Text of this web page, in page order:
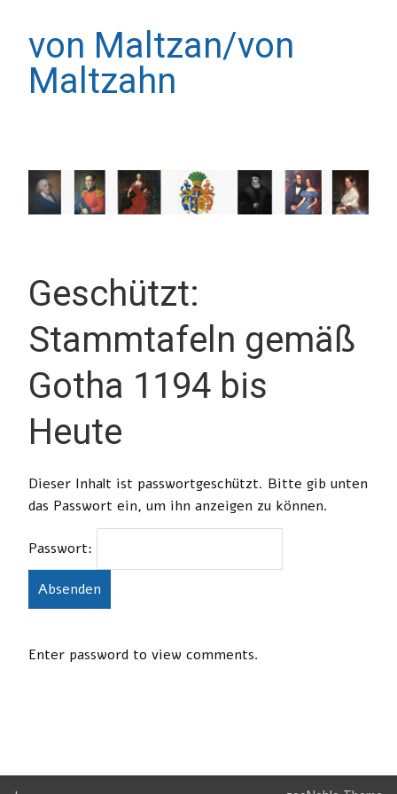
von Maltzan/von
Maltzahn
Geschützt:
Stammtafeln gemäß
Gotha 1194 bis
Heute
Dieser Inhalt ist passwortgeschützt. Bitte gib unten
das Passwort ein, um ihn anzeigen zu können.
Passwort:
Enter password to view comments.